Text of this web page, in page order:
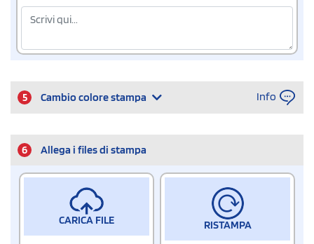
5 Cambio colore stampa Info
6 Allega i files di stampa
CARICA FILE RISTAMPA